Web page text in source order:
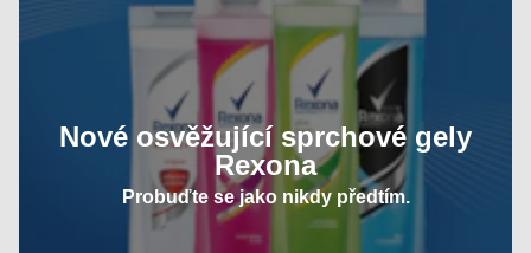
Nové osvěžující sprchové gely
Rexona
Probuďte se jako nikdy předtím.